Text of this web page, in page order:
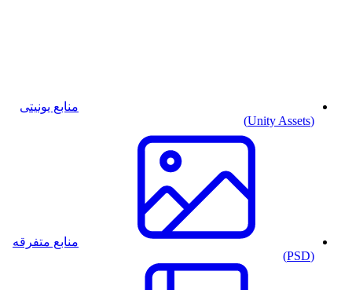
منابع یونیتی
(Unity Assets)
منابع متفرقه
(PSD)